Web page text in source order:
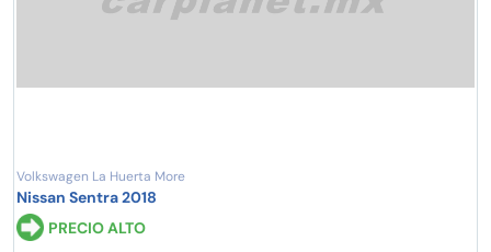
Volkswagen La Huerta More
Nissan Sentra 2018
PRECIO ALTO